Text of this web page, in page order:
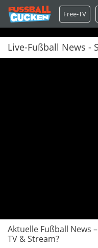
Free-TV
Live-Fußball News -
Aktuelle Fußball News
TV & Stream?